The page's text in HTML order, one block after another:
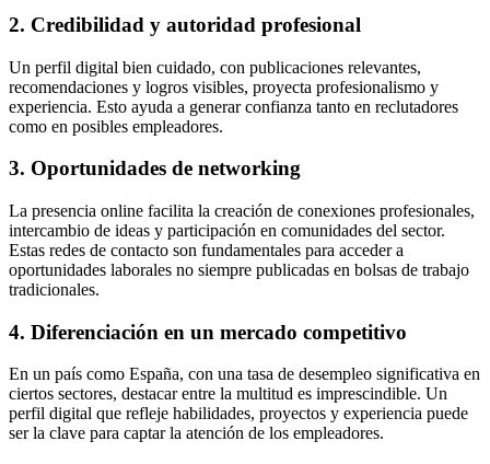
2. Credibilidad y autoridad profesional
Un perfil digital bien cuidado, con publicaciones relevantes,
recomendaciones y logros visibles, proyecta profesionalismo y
experiencia. Esto ayuda a generar confianza tanto en reclutadores
como en posibles empleadores.
3. Oportunidades de networking
La presencia online facilita la creación de conexiones profesionales,
intercambio de ideas y participación en comunidades del sector.
Estas redes de contacto son fundamentales para acceder a
oportunidades laborales no siempre publicadas en bolsas de trabajo
tradicionales.
4. Diferenciación en un mercado competitivo
En un país como España, con una tasa de desempleo significativa en
ciertos sectores, destacar entre la multitud es imprescindible. Un
perfil digital que refleje habilidades, proyectos y experiencia puede
ser la clave para captar la atención de los empleadores.